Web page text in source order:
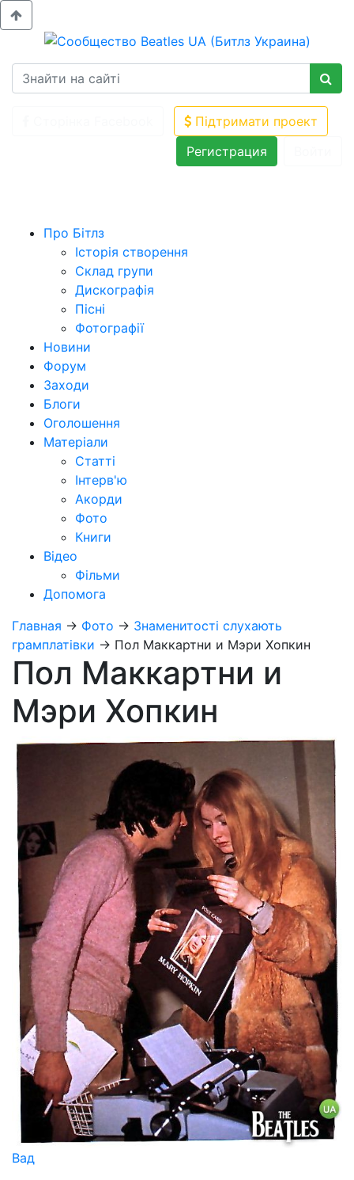
Підтримати проект
Регистрация
Про Бітлз
Історія створення
Склад групи
Дискографія
Пісні
Фотографії
Новини
Форум
Заходи
Блоги
Оголошення
Матеріали
Статті
Інтерв'ю
Акорди
Фото
Книги
Відео
Фільми
Допомога
Главная → Фото → Знаменитості слухають
грамплатівки → Пол Маккартни и Мэри Хопкин
Пол Маккартни и
Мэри Хопкин
Вад